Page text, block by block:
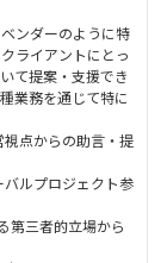
ンダーのように特
ライアントにとっ
て提案・支援でき
業務を通じて特に
点からの助言・提
ルプロジェクト参
第三者的立場から